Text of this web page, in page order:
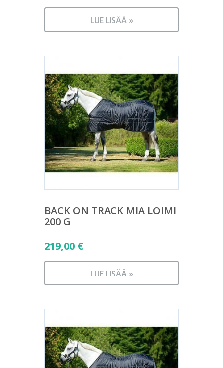
LUE LISÄÄ »
BACK ON TRACK MIA LOIMI
200 G
219,00 €
LUE LISÄÄ »